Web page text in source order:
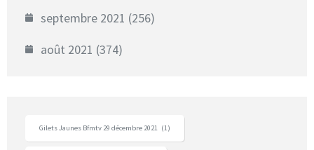
septembre 2021 (256)
août 2021 (374)
Gilets Jaunes Bfmtv 29 décembre 2021 (1)